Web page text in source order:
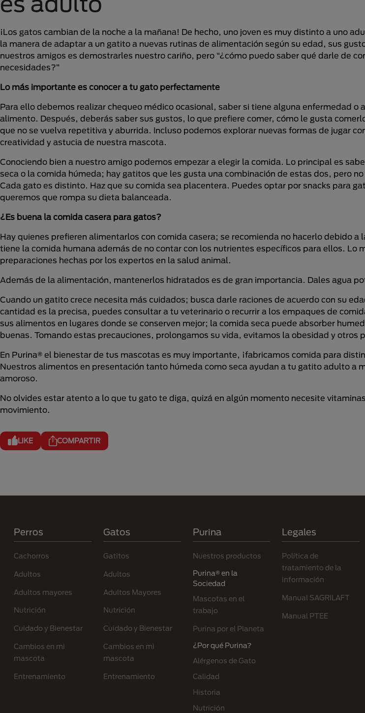
¡Los gatos cambian de la noche a la mañana! De hecho, uno joven es muy distinto a uno
la manera de adaptar a un gatito a nuevas rutinas de alimentación según su edad, sus
nuestros amigos es demostrarles nuestro cariño, pero “¿cómo puedo saber qué darle de
necesidades?”
Lo más importante es conocer a tu gato perfectamente
Para ello debemos realizar chequeo médico ocasional, saber si tiene alguna enfermedad o
alimento. Después, deberás saber sus gustos, lo que prefiere comer, cómo le gusta
que no se vuelva repetitiva y aburrida. Incluso podemos explorar nuevas formas de jugar
creatividad y astucia de nuestra mascota.
Conociendo bien a nuestro amigo podemos empezar a elegir la comida. Lo principal es
seca o la comida húmeda; hay gatitos que les gusta una combinación de estas dos, pero no
Cada gato es distinto. Haz que su comida sea placentera. Puedes optar por snacks para
queremos que rompa su dieta balanceada.
¿Es buena la comida casera para gatos?
Hay quienes prefieren alimentarlos con comida casera; se recomienda no hacerlo debido a
tiene la comida humana además de no contar con los nutrientes específicos para ellos. Lo
preparaciones hechas por los expertos en la salud animal.
Además de la alimentación, mantenerlos hidratados es de gran importancia. Dales agua
Cuando un gatito crece necesita más cuidados; busca darle raciones de acuerdo con su
cantidad es la precisa, puedes consultar a tu veterinario o recurrir a los empaques de
sus alimentos en lugares donde se conserven mejor; la comida seca puede absorber
buenas. Tomando estas precauciones, prolongamos su vida, evitamos la obesidad y otros
En Purina® el bienestar de tus mascotas es muy importante, ¡fabricamos comida para
Nuestros alimentos en presentación tanto húmeda como seca ayudan a tu gatito adulto a
amoroso.
No olvides estar atento a lo que tu gato te diga, quizá en algún momento necesite
movimiento.
LIKE COMPARTIR
Perros
Cachorros
Adultos
Adultos mayores
Nutrición
Cuidado y Bienestar
Cambios en mi
mascota
Entrenamiento
Gatos
Gatitos
Adultos
Adultos Mayores
Nutrición
Cuidado y Bienestar
Cambios en mi
mascota
Entrenamiento
Purina
Nuestros productos
Purina® en la
Sociedad
Mascotas en el
trabajo
Purina por el Planeta
¿Por qué Purina?
Alérgenos de Gato
Calidad
Historia
Nutrición
Legales
Política de
tratamiento de la
información
Manual SAGRILAFT
Manual PTEE